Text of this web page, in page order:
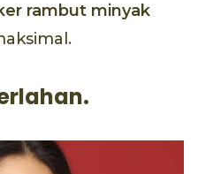
rambut minyak